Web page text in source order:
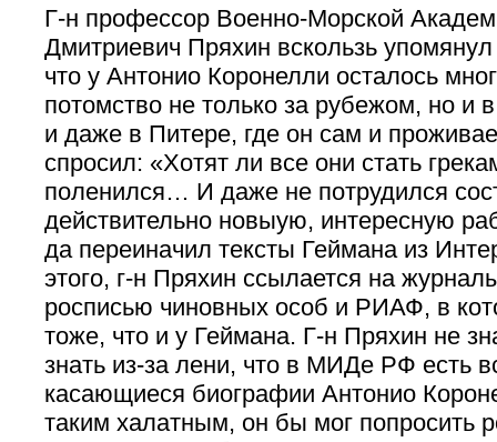
Г-н профессор Военно-Морской
Дмитриевич Пряхин вскользь
что у Антонио Коронелли осталось
потомство не только за рубежом, но и
и даже в Питере, где он сам и
спросил: «Хотят ли все они стать
поленился… И даже не потрудился
действительно новыую, интересную
да переиначил тексты Геймана из
этого, г-н Пряхин ссылается на
росписью чиновных особ и РИАФ, в
тоже, что и у Геймана. Г-н Пряхин не
знать из-за лени, что в МИДе РФ есть
касающиеся биографии Антонио
таким халатным, он бы мог попросить